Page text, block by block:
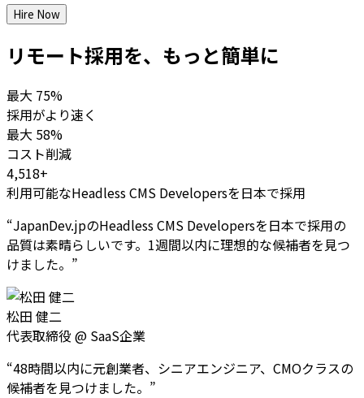
Hire Now
リモート採用を、もっと簡単に
最大 75%
採用がより速く
最大 58%
コスト削減
4,518+
利用可能なHeadless CMS Developersを日本で採用
“JapanDev.jpのHeadless CMS Developersを日本で採用の
品質は素晴らしいです。1週間以内に理想的な候補者を見つ
けました。 ”
松田 健二
代表取締役 @ SaaS企業
“48時間以内に元創業者、シニアエンジニア、CMOクラスの
候補者を見つけました。 ”